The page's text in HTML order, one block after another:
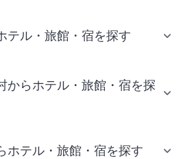
テル・旅館・宿を探す
からホテル・旅館・宿を探
ホテル・旅館・宿を探す